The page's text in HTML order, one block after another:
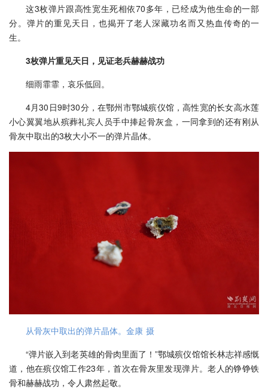
这3枚弹片跟高性宽生死相依70多年，已经成为他生命的一部
分。弹片的重见天日，也揭开了老人深藏功名而又热血传奇的一
生。
3枚弹片重见天日，见证老兵赫赫战功
细雨霏霏，哀乐低回。
4月30日9时30分，在鄂州市鄂城殡仪馆，高性宽的长女高水莲
小心翼翼地从殡葬礼宾人员手中捧起骨灰盒，一同拿到的还有刚从
骨灰中取出的3枚大小不一的弹片晶体。
从骨灰中取出的弹片晶体。金康 摄
“弹片嵌入到老英雄的骨肉里面了！”鄂城殡仪馆馆长林志祥感慨
道，他在殡仪馆工作23年，首次在骨灰里发现弹片。老人的铮铮铁
骨和赫赫战功，令人肃然起敬。